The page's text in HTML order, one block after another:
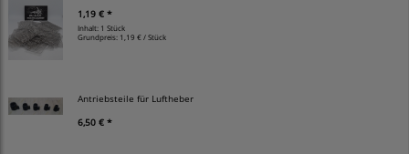
1,19 € *
Inhalt: 1 Stück
Grundpreis: 1,19 € / Stück
Antriebsteile für Luftheber
6,50 € *